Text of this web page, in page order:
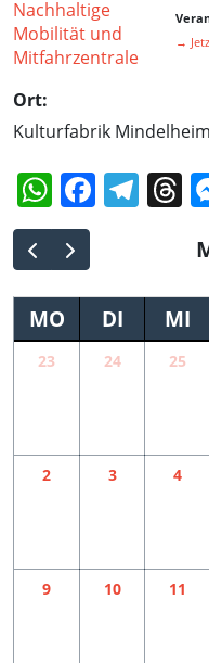
→
Ort:
Kulturfabrik Mindelheim
MO DI MI
23 24 25
2 3 4
9 10 11